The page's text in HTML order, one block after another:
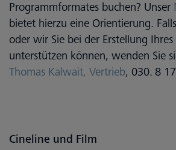
Programmformates buchen? Unser
bietet hierzu eine Orientierung.
oder wir Sie bei der Erstellung Ihres
unterstützen können, wenden Sie
Thomas Kalwait, Vertrieb, 030. 8
Cineline und Film